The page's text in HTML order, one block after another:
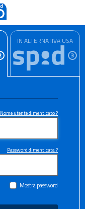
IN ALTERNATIVA USA
Nome utente dimenticato ?
Password dimenticata ?
Mostra password